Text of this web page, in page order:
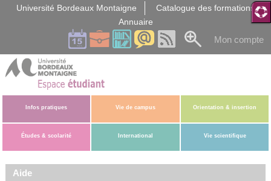
Université Bordeaux Montaigne
Catalogue des formations
Annuaire
Mon compte
Infos pratiques Vie de campus Orientation & insertion
Études & scolarité International Vie scientifique
Aide
Gestion des cookies